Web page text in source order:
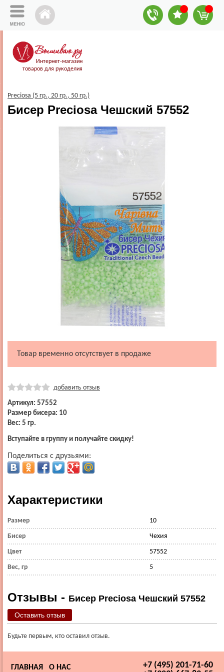
Интернет-магазин
товаров для рукоделия
Preciosa (5 гр., 20 гр., 50 гр.)
Бисер Preciosa Чешский 57552
Товар временно отсутствует в продаже
добавить отзыв
Артикул: 57552
Размер бисера: 10
Вес: 5 гр.
Вступайте в группу и получайте скидку!
Поделиться с друзьями:
Характеристики
Размер 10
Бисер Чехия
Цвет 57552
Вес, гр 5
Отзывы - Бисер Preciosa Чешский 57552
Оставить отзыв
Будьте первым, кто оставил отзыв.
+7 (495) 201-71-60
ГЛАВНАЯ О НАС